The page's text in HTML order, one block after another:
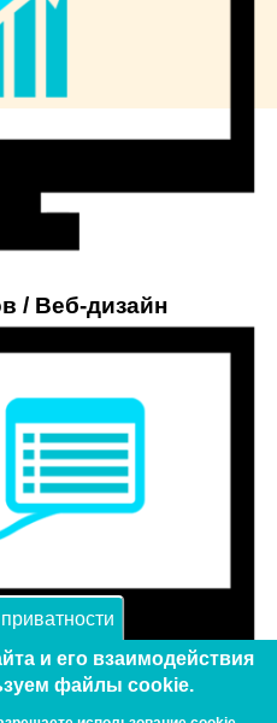
/ Веб-дизайн
и его взаимодействия
файлы cookie.